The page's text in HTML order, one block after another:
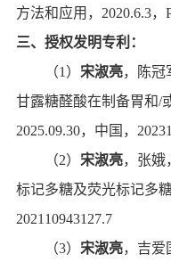
方法和应用 ， 2020.6.3，
三、授权发明专利：
（1 ） 宋淑亮，陈冠
甘露糖醛酸在制备胃和/
2025.09.30， 中国，
（2） 宋淑亮，张娥
标记多糖及荧光标记多
202110943127.7
（3） 宋淑亮，吉爱